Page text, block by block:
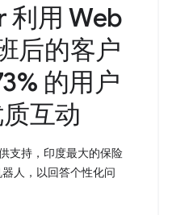
利用 Web
后的客户
的用户
互动
支持，印度最大的保险
人，以回答个性化问